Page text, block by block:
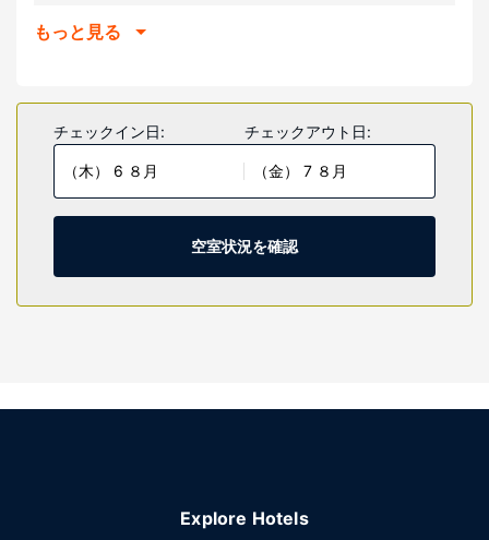
アムまで 1.1 km の場所にあります。
全部で 32 室ある冷房完備の客室には電子レンジがありま
す。ピロートップのベッドには、羽毛の掛け布団、エジプト
綿のシーツが備わっています。WiFi (無料)をお使いいただけ
るほか、ケーブルの番組をご覧いただけます。シャワー付き
浴槽のある専用バスルームには、デザイナーバスアメニテ
ィ、ヘアドライヤーが備わっています。
ご利用いただけます。
港送迎シャトルサービス (24 時間対応) を有料でご利用いた
もっと見る
チェックイン日:
（木） 6 ８月
チェックアウト日:
（金） 7 ８月
空室状況を確認
Explore Hotels